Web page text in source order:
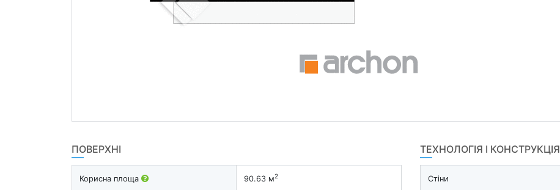
ПОВЕРХНІ
Корисна площа 90.63 м2
ТЕХНОЛОГІЯ І КОНСТРУКЦІЯ
Стіни